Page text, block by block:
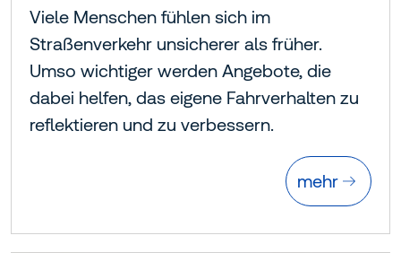
Viele Menschen fühlen sich im
Straßenverkehr unsicherer als früher.
Umso wichtiger werden Angebote, die
dabei helfen, das eigene Fahrverhalten zu
reflektieren und zu verbessern.
mehr